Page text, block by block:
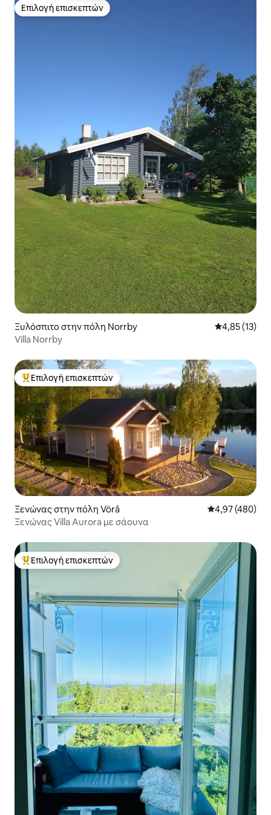
Επιλογή επισκεπτών
Επιλογή επισκεπτών
Ξυλόσπιτο στην πόλη Norrby Μέση
4,85 (13)
Villa Norrby
Κορυφαία επιλογή επισκεπτών
Επιλογή επισκεπτών
Ξενώνας στην πόλη Vörå Μέση
4,97 (480)
Ξενώνας Villa Aurora με σάουνα
Κορυφαία επιλογή επισκεπτών
Επιλογή επισκεπτών